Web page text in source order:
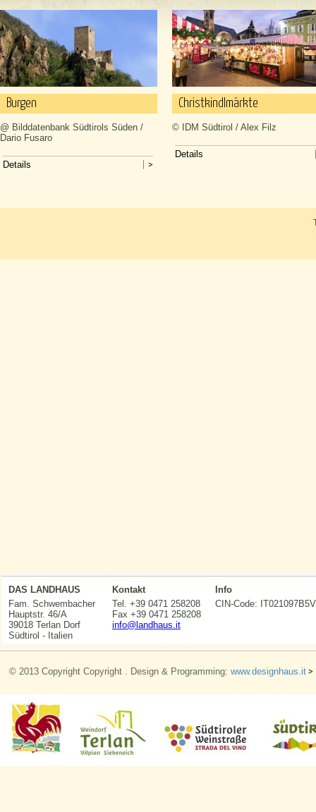
Burgen
@ Bilddatenbank Südtirols Süden /
Dario Fusaro
Details
Christkindlmärkte
© IDM Südtirol / Alex Filz
Details
DAS LANDHAUS
Fam. Schwembacher
Hauptstr. 46/A
39018 Terlan Dorf
Südtirol - Italien
Kontakt
Tel. +39 0471 258208
Fax +39 0471 258208
info@landhaus.it
Info
CIN-Code:
© 2013 Copyright Copyright . Design & Programming: www.designhaus.it